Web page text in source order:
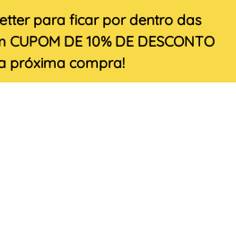
para ficar por dentro das
CUPOM DE 10% DE DESCONTO
próxima compra!